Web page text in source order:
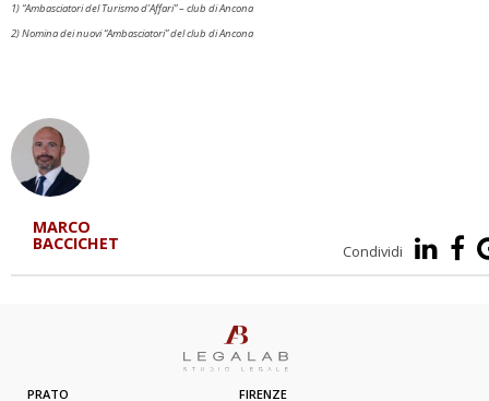
1) “Ambasciatori del Turismo d’Affari” – club di Ancona
2) Nomina dei nuovi “Ambasciatori” del club di Ancona
MARCO
BACCICHET Condividi
PRATO FIRENZE